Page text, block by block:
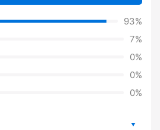
93%
7%
0%
0%
0%